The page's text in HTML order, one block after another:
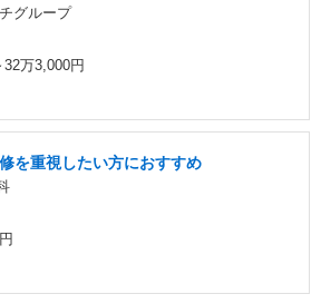
グループ
万3,000円
を重視したい方におすすめ